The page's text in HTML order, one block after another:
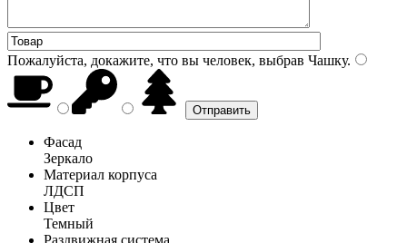
Пожалуйста, докажите, что вы человек, выбрав Чашку.
Фасад
Зеркало
Материал корпуса
ЛДСП
Цвет
Темный
Раздвижная система